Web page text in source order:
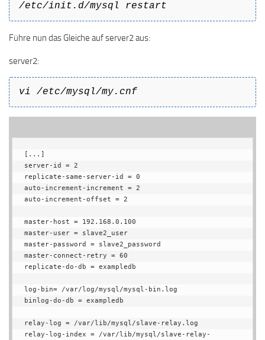
/etc/init.d/mysql restart
Führe nun das Gleiche auf server2 aus:
server2:
vi /etc/mysql/my.cnf
[...]
server-id = 2
replicate-same-server-id = 0
auto-increment-increment = 2
auto-increment-offset = 2
master-host = 192.168.0.100
master-user = slave2_user
master-password = slave2_password
master-connect-retry = 60
replicate-do-db = exampledb
log-bin= /var/log/mysql/mysql-bin.log
binlog-do-db = exampledb
relay-log = /var/lib/mysql/slave-relay.log
relay-log-index = /var/lib/mysql/slave-relay-